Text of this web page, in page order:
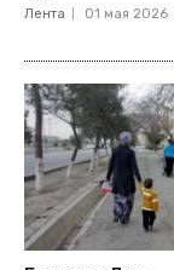
Лента 01 мая 2026